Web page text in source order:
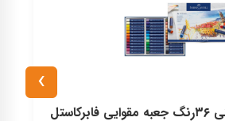
ست پاستل روغنی ۳۶رنگ جعبه مقوایی فابرکاستل
›